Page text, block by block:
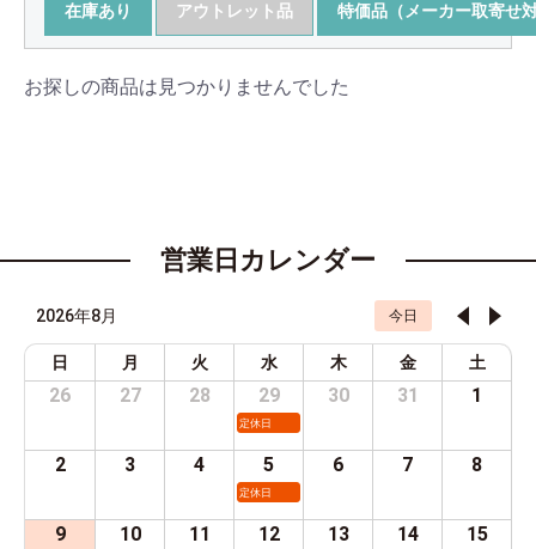
在庫あり アウトレット品 特価品（メーカー取寄せ
お探しの商品は見つかりませんでした
営業日カレンダー
2026年8月 今日
日 月 火 水 木 金 土
26 27 28 29
定休日
30 31 1
2 3 4 5
定休日
6 7 8
9 10 11 12 13 14 15